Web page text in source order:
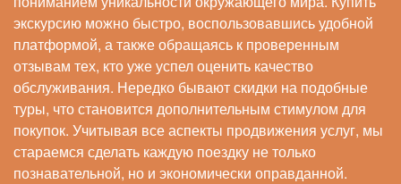
экскурсию можно быстро, воспользовавшись удобной
платформой, а также обращаясь к проверенным
отзывам тех, кто уже успел оценить качество
обслуживания. Нередко бывают скидки на подобные
туры, что становится дополнительным стимулом для
покупок. Учитывая все аспекты продвижения услуг, мы
стараемся сделать каждую поездку не только
познавательной, но и экономически оправданной.